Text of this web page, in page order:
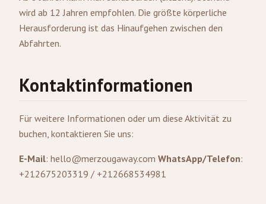
wird ab 12 Jahren empfohlen. Die größte körperliche
Herausforderung ist das Hinaufgehen zwischen den
Abfahrten.
Kontaktinformationen
Für weitere Informationen oder um diese Aktivität zu
buchen, kontaktieren Sie uns:
E-Mail: hello@merzougaway.com WhatsApp/Telefon:
+212675203319 / +212668534981